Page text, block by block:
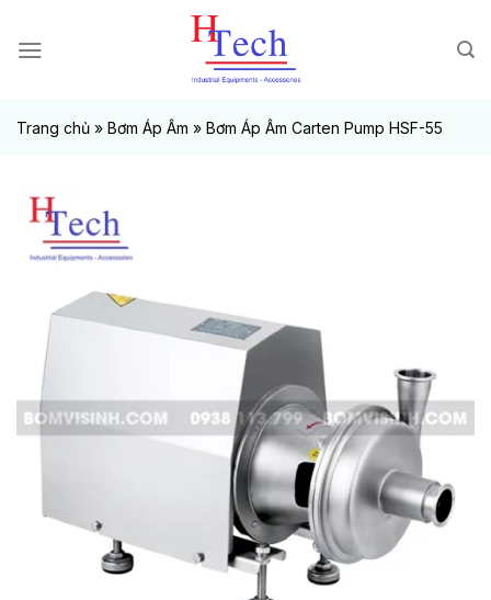
đến
Trang chủ » Bơm Áp Âm » Bơm Áp Âm Carten Pump HSF-55